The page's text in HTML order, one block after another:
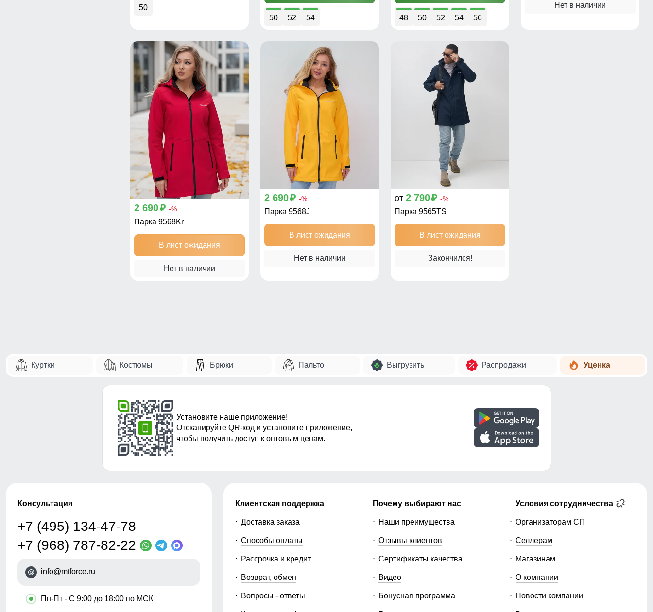
50
50 52 54 48 50 52 54 56
Нет в наличии
2 690p -%
Парка 9568Kr
В лист ожидания
Нет в наличии
2 690p -%
Парка 9568J
В лист ожидания
Нет в наличии
от 2 790p -%
Парка 9565TS
В лист ожидания
Закончился!
Куртки Костюмы Брюки Пальто Выгрузить Распродажи Уценка
Установите наше приложение!
Отсканируйте QR-код и установите приложение,
чтобы получить доступ к оптовым ценам.
Консультация
+7 (495) 134-47-78
+7 (968) 787-82-22
info@mtforce.ru
• Пн-Пт - С 9:00 до 18:00 по МСК
Клиентская поддержка
Доставка заказа
Способы оплаты
Рассрочка и кредит
Возврат, обмен
Вопросы - ответы
Почему выбирают нас
Наши преимущества
Отзывы клиентов
Сертификаты качества
Видео
Бонусная программа
Условия сотрудничества
Организаторам СП
Селлерам
Магазинам
О компании
Новости компании